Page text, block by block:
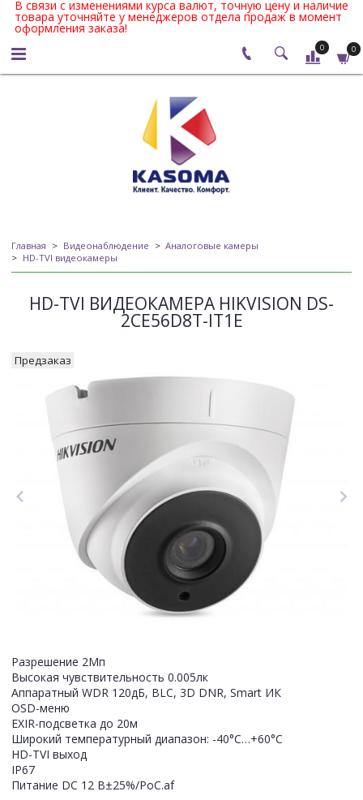
В связи с изменениями курса валют, точную цену и наличие
товара уточняйте у менеджеров отдела продаж в момент
оформления заказа!
0 0
Главная Видеонаблюдение
Аналоговые камеры
HD-TVI видеокамеры
HD-TVI ВИДЕОКАМЕРА HIKVISION DS-
2CE56D8T-IT1E
Предзаказ
Разрешение 2Мп
Высокая чувствительность 0.005лк
Аппаратный WDR 120дБ, BLC, 3D DNR, Smart ИК
OSD-меню
EXIR-подсветка до 20м
Широкий температурный диапазон: -40°C…+60°C
HD-TVI выход
IP67
Питание DC 12 В±25%/PoC.af